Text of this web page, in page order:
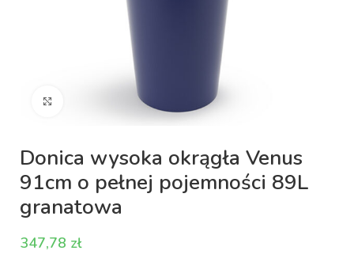
Kliknij aby powiększyć
Donica wysoka okrągła Venus
91cm o pełnej pojemności 89L
granatowa
zł